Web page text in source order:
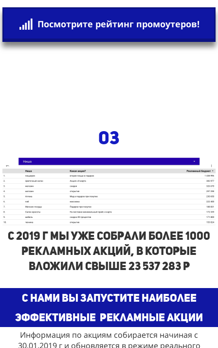
Посмотрите рейтинг промоутеров!
03
с 2019 г Мы Уже собрали более 1000
рекламных акций, в которые
вложили свыше 23 537 283 р
С нами Вы запустите наиболее
эффективные рекламные акции
Информация по акциям собирается начиная с
30.01.2019 г и обновляется в режиме реального